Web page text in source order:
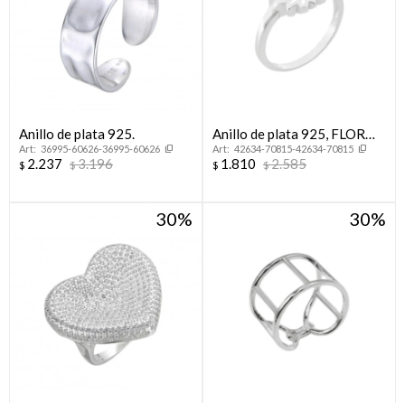
Anillo de plata 925.
36995-60626-36995-60626
$ 2.237 $3.196
Anillo de plata 925, FLOR
DE LOTO.
42634-70815-42634-70815
$ 1.810 $2.585
30 30